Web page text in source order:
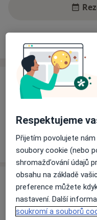
Ceník Adresy
Ceník
Informace o
Tento specialista
Adresa
Chirurgická
Žižkova 282,
Respektujeme
Přijetím povolujete
soubory cookie (nebo
shromažďování údajů
obsahu na základě
preference můžete
nastavení. Další
soukromí a souborů